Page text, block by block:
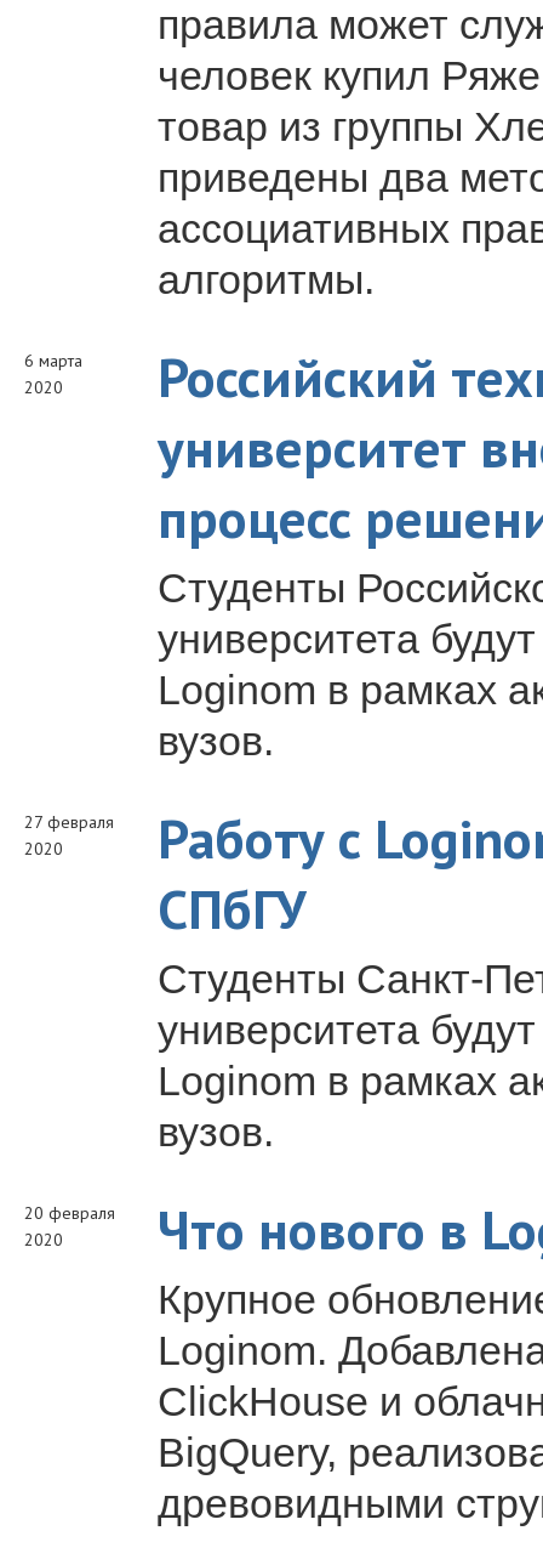
правила может
человек купил
товар из группы
приведены два
ассоциативных
алгоритмы.
6 марта
2020
Российский
университет
процесс
Студенты
университета
Loginom в рамках
вузов.
27 февраля
2020
Работу с
СПбГУ
Студенты Санкт-
университета
Loginom в рамках
вузов.
20 февраля
2020
Что нового в
Крупное
Loginom.
ClickHouse и
BigQuery,
древовидными